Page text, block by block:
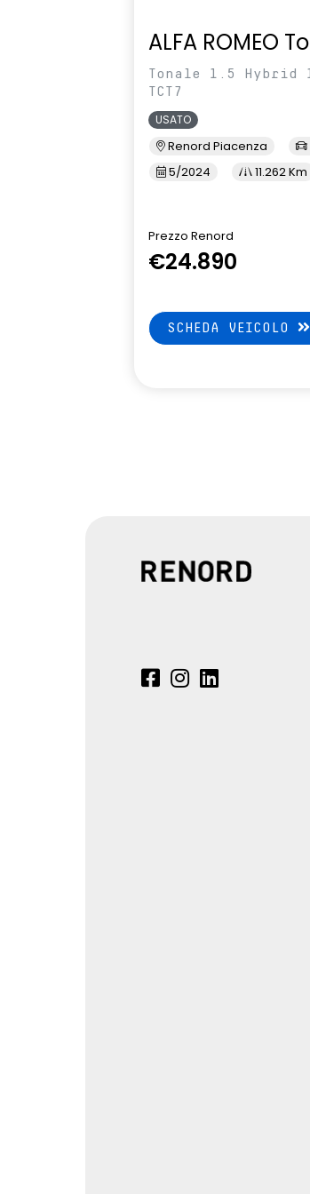
ALFA ROMEO
Tonale 1.5 Hybrid
TCT7
USATO
Renord Piacenza
5/2024
11.262 Km
Prezzo Renord
€24.890
SCHEDA VEICOLO